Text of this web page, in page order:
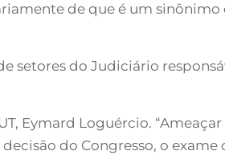
de que é um
setores do Judiciário
Eymard Loguércio.
do Congresso, o exame